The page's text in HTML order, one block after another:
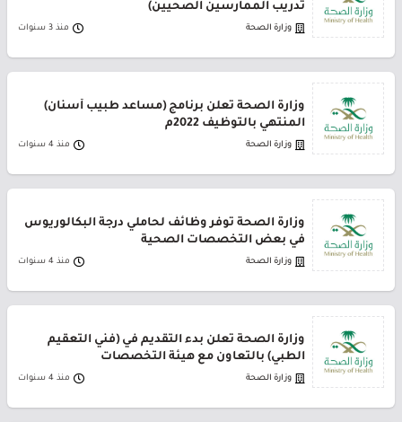
تدريب الممارسين الصحيين)
وزارة الصحة منذ 3 سنوات
وزارة الصحة تعلن برنامج (مساعد طبيب أسنان)
المنتهي بالتوظيف 2022م
وزارة الصحة منذ 4 سنوات
وزارة الصحة توفر وظائف لحاملي درجة البكالوريوس
في بعض التخصصات الصحية
وزارة الصحة منذ 4 سنوات
وزارة الصحة تعلن بدء التقديم في (فني التعقيم
الطبي) بالتعاون مع هيئة التخصصات
وزارة الصحة منذ 4 سنوات